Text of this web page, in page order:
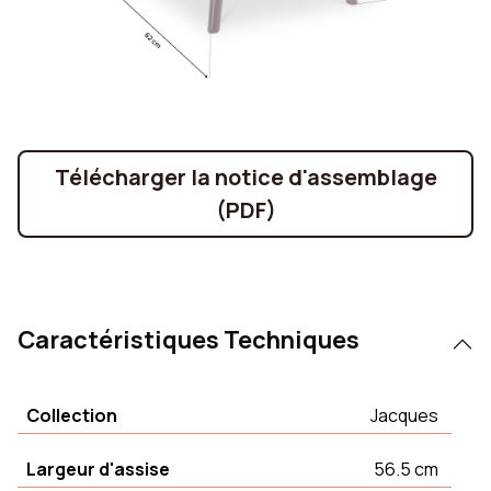
Télécharger la notice d'assemblage
(PDF)
Caractéristiques Techniques
Collection Jacques
Largeur d'assise 56.5 cm